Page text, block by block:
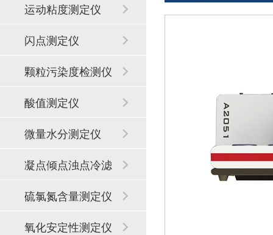
运动粘度测定仪
闪点测定仪
颗粒污染度检测仪
酸值测定仪
微量水分测定仪
凝点倾点浊点冷滤
点
硫氯氮含量测定仪
氧化安定性测定仪